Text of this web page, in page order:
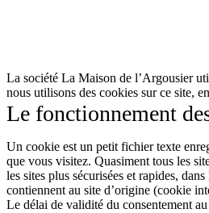
La société La Maison de l’Argousier
nous utilisons des cookies sur ce site,
Le fonctionnement
Un cookie est un petit fichier texte
que vous visitez. Quasiment tous les
les sites plus sécurisées et rapides,
contiennent au site d’origine (cookie
Le délai de validité du consentement